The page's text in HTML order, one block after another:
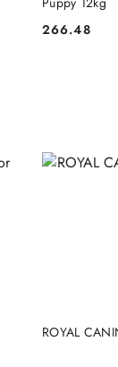
Cena:
266.48
ROYAL